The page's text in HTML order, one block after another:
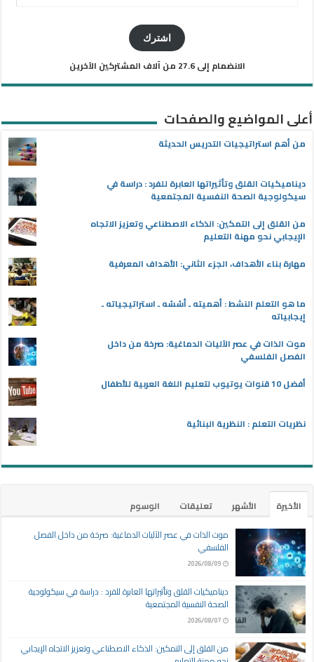
اشترك
الانضمام إلى 27.6 من آلاف المشتركين الآخرين
أعلى المواضيع والصفحات
من أهم استراتيجيات التدريس الحديثة
ديناميكيات القلق وتأثيراتها العابرة للفرد : دراسة في
سيكولوجية الصحة النفسية المجتمعية
من القلق إلى التمكين: الذكاء الاصطناعي وتعزيز الاتجاه
الإيجابي نحو مهنة التعليم
مهارة بناء الأهداف، الجزء الثاني: الأهداف المعرفية
ما هو التعلم النشط : أهميته ـ أسُسُه ـ استراتيجياته ـ
إيجابياته
موت الذات في عصر الآليات الدماغية: صرخة من داخل
الفصل الفلسفي
أفضل 10 قنوات يوتيوب لتعليم اللغة العربية للأطفال
نظريات التعلم : النظرية البنائية
الأخيرة الأشهر تعليقات
الوسوم
موت الذات في عصر الآليات الدماغية: صرخة من داخل الفصل
الفلسفي
2026/08/09
ديناميكيات القلق وتأثيراتها العابرة للفرد : دراسة في سيكولوجية
الصحة النفسية المجتمعية
2026/08/07
من القلق إلى التمكين: الذكاء الاصطناعي وتعزيز الاتجاه الإيجابي